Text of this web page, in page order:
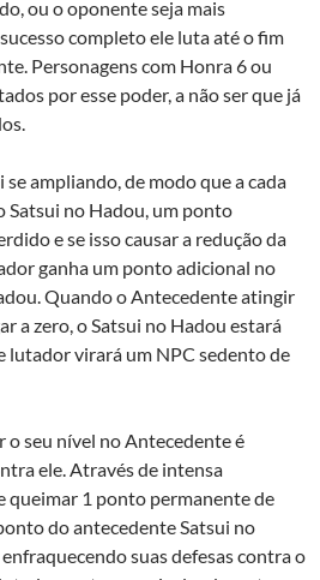
ou o oponente seja mais
completo ele luta até o fim
Personagens com Honra 6 ou
por esse poder, a não ser que já
ampliando, de modo que a cada
Satsui no Hadou, um ponto
e se isso causar a redução da
ganha um ponto adicional no
Quando o Antecedente atingir
a zero, o Satsui no Hadou estará
lutador virará um NPC sedento de
seu nível no Antecedente é
ele. Através de intensa
queimar 1 ponto permanente de
do antecedente Satsui no
suas defesas contra o